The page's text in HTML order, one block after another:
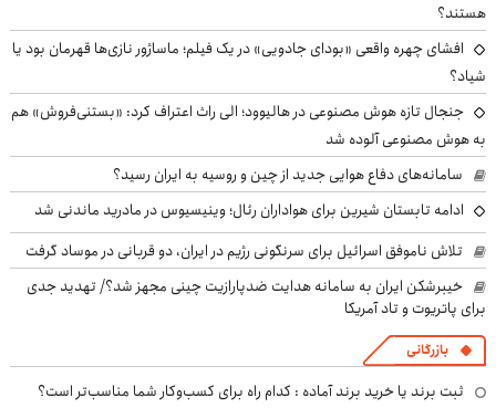
هستند؟
افشای چهره واقعی «بودای جادویی» در یک فیلم؛ ماساژور نازی‌ها قهرمان بود یا
شیاد؟
جنجال تازه هوش مصنوعی در هالیوود؛ الی راث اعتراف کرد: «بستنی‌فروش» هم
به هوش مصنوعی آلوده شد
سامانه‌های دفاع هوایی جدید از چین و روسیه به ایران رسید؟
ادامه تابستان شیرین برای هواداران رئال؛ وینیسیوس در مادرید ماندنی شد
تلاش ناموفق اسرائیل برای سرنگونی رژیم در ایران، دو قربانی در موساد گرفت
خیبرشکن ایران به سامانه هدایت ضدپارازیت چینی مجهز شد؟/ تهدید جدی
برای پاتریوت و تاد آمریکا
بازرگانی
ثبت برند یا خرید برند آماده : کدام راه برای کسب‌وکار شما مناسب‌تر است؟